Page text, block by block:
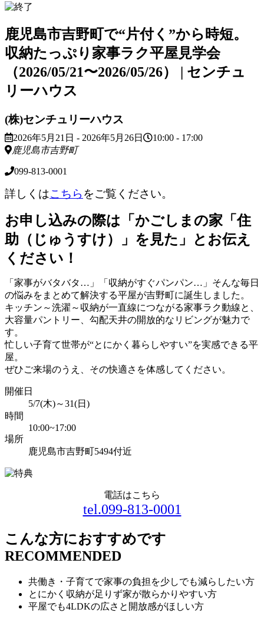
鹿児島市吉野町で“片付く”から時短。
収納たっぷり家事ラク平屋見学会
（2026/05/21〜2026/05/26） | センチュ
リーハウス
(株)センチュリーハウス
2026年5月21日 - 2026年5月26日
10:00 - 17:00
鹿児島市吉野町
099-813-0001
詳しくはこちら をご覧ください。
お申し込みの際は「かごしまの家「住
助（じゅうすけ）」を見た」とお伝え
ください！
「家事がバタバタ…」「収納がすぐパンパン…」そんな毎日
の悩みをまとめて解決する平屋が吉野町に誕生しました。
キッチン～洗濯～収納が一直線につながる家事ラク動線と、
大容量パントリー、勾配天井の開放的なリビングが魅力で
す。
忙しい子育て世帯が“とにかく暮らしやすい”を実感できる平
屋。
ぜひご来場のうえ、その快適さを体感してください。
開催日
5/7(木)～31(日)
時間
10:00~17:00
場所
鹿児島市吉野町5494付近
電話はこちら
tel.099-813-0001
こんな方におすすめです
RECOMMENDED
共働き・子育てで家事の負担を少しでも減らしたい方
とにかく収納が足りず家が散らかりやすい方
平屋でも4LDKの広さと開放感がほしい方